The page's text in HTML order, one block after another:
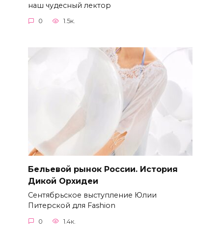
наш чудесный лектор
0 1.5к.
Бельевой рынок России. История
Дикой Орхидеи
Сентябрьское выступление Юлии
Питерской для Fashion
0 1.4к.